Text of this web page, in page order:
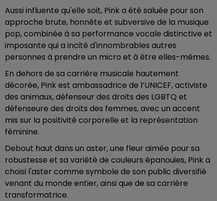
Aussi influente qu'elle soit, Pink a été saluée pour son
approche brute, honnête et subversive de la musique
pop, combinée à sa performance vocale distinctive et
imposante qui a incité d'innombrables autres
personnes à prendre un micro et à être elles-mêmes.
En dehors de sa carrière musicale hautement
décorée, Pink est ambassadrice de l’UNICEF, activiste
des animaux, défenseur des droits des LGBTQ et
défenseure des droits des femmes, avec un accent
mis sur la positivité corporelle et la représentation
féminine.
Debout haut dans un aster, une fleur aimée pour sa
robustesse et sa variété de couleurs épanouies, Pink a
choisi l'aster comme symbole de son public diversifié
venant du monde entier, ainsi que de sa carrière
transformatrice.